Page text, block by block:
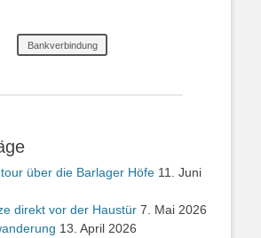
Bankverbindung
über die Barlager Höfe 11. Juni
direkt vor der Haustür 7. Mai 2026
13. April 2026